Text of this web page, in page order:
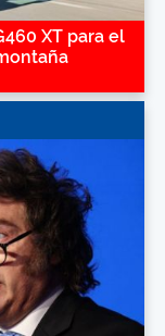
XT para el